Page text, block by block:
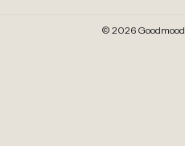
© 2026 Goodmood